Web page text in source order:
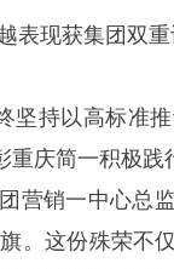
表现获集团双
坚持以高标准
重庆简一积极
营销一中心总
。这份殊荣不